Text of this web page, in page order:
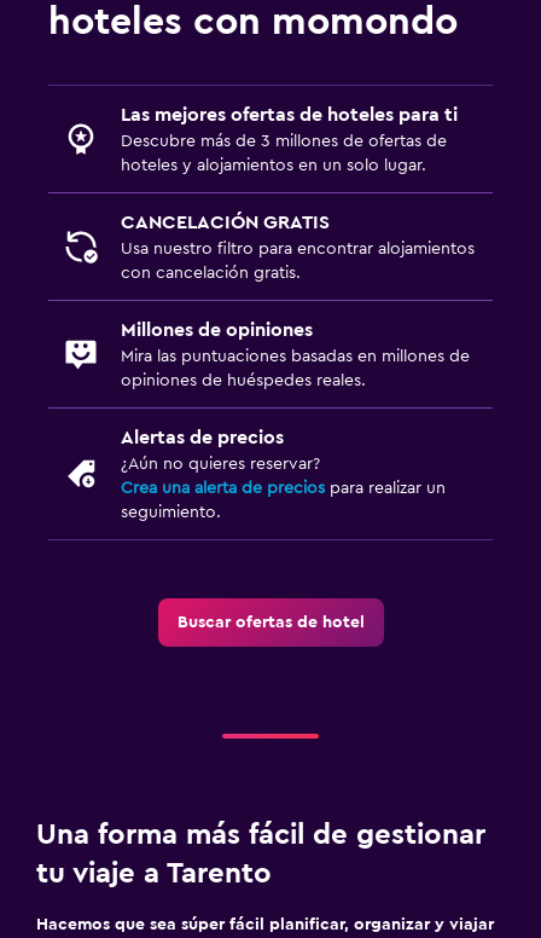
hoteles con momondo
Las mejores ofertas de hoteles para ti
Descubre más de 3 millones de ofertas de
hoteles y alojamientos en un solo lugar.
CANCELACIÓN GRATIS
Usa nuestro filtro para encontrar alojamientos
con cancelación gratis.
Millones de opiniones
Mira las puntuaciones basadas en millones de
opiniones de huéspedes reales.
Alertas de precios
¿Aún no quieres reservar?
Crea una alerta de precios para realizar un
seguimiento.
Buscar ofertas de hotel
Una forma más fácil de gestionar
tu viaje a Tarento
Hacemos que sea súper fácil planificar, organizar y viajar